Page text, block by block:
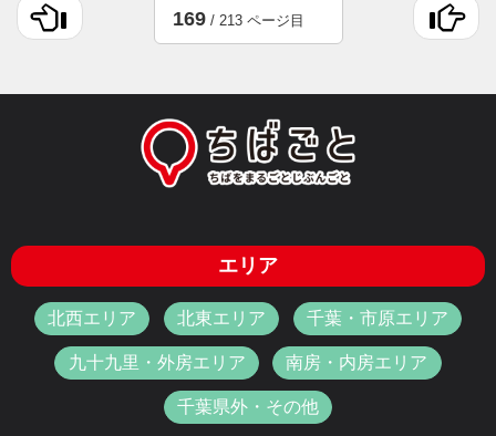
169/ 213 ページ目
エリア
北西エリア 北東エリア 千葉・市原エリア
九十九里・外房エリア 南房・内房エリア
千葉県外・その他